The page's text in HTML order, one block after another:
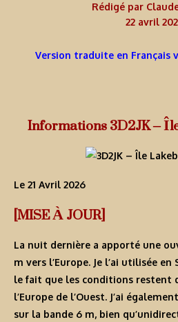
Rédigé par
22 avril
Version traduite en Français
Informations 3D2JK –
Le 21 Avril 2026
[MISE À JOUR]
La nuit dernière a apporté une
m vers l’Europe. Je l’ai utilisée en
le fait que les conditions restent
l’Europe de l’Ouest. J’ai
sur la bande 6 m, bien